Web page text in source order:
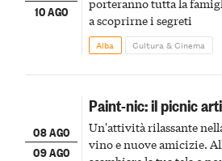
10 AGO
a scoprirne i segreti
Alba Cultura & Cinema
08 AGO
09 AGO
Paint-nic: il picnic
Un'attività rilassante
vino e nuove amicizie.